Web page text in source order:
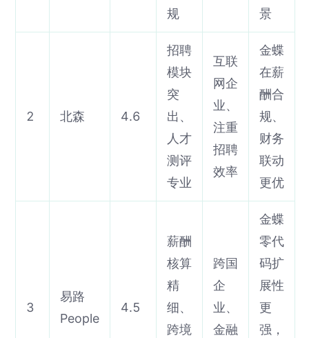
规
景
2 北森 4.6
招聘
模块
突
出、
人才
测评
专业
互联
网企
业、
注重
招聘
效率
金蝶
在薪
酬合
规、
财务
联动
更优
3
易路
People
4.5
薪酬
核算
精
细、
跨境
跨国
企
业、
金融
金蝶
零代
码扩
展性
更
强，